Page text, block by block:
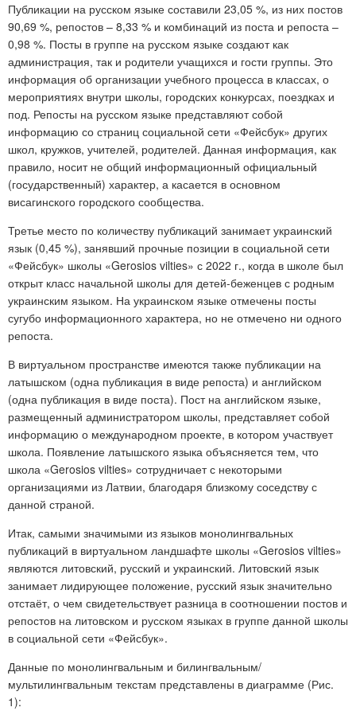
Публикации на русском языке составили 23,05 %, из них постов
90,69 %, репостов – 8,33 % и комбинаций из поста и репоста –
0,98 %. Посты в группе на русском языке создают как
администрация, так и родители учащихся и гости группы. Это
информация об организации учебного процесса в классах, о
мероприятиях внутри школы, городских конкурсах, поездках и
под. Репосты на русском языке представляют собой
информацию со страниц социальной сети «Фейсбук» других
школ, кружков, учителей, родителей. Данная информация, как
правило, носит не общий информационный официальный
(государственный) характер, а касается в основном
висагинского городского сообщества.
Третье место по количеству публикаций занимает украинский
язык (0,45 %), занявший прочные позиции в социальной сети
«Фейсбук» школы «Gerosios vilties» с 2022 г., когда в школе был
открыт класс начальной школы для детей-беженцев с родным
украинским языком. На украинском языке отмечены посты
сугубо информационного характера, но не отмечено ни одного
репоста.
В виртуальном пространстве имеются также публикации на
латышском (одна публикация в виде репоста) и английском
(одна публикация в виде поста). Пост на английском языке,
размещенный администратором школы, представляет собой
информацию о международном проекте, в котором участвует
школа. Появление латышского языка объясняется тем, что
школа «Gerosios vilties» сотрудничает с некоторыми
организациями из Латвии, благодаря близкому соседству с
данной страной.
Итак, самыми значимыми из языков монолингвальных
публикаций в виртуальном ландшафте школы «Gerosios vilties»
являются литовский, русский и украинский. Литовский язык
занимает лидирующее положение, русский язык значительно
отстаёт, о чем свидетельствует разница в соотношении постов и
репостов на литовском и русском языках в группе данной школы
в социальной сети «Фейсбук».
Данные по монолингвальным и билингвальным/
мультилингвальным текстам представлены в диаграмме (Рис.
1):